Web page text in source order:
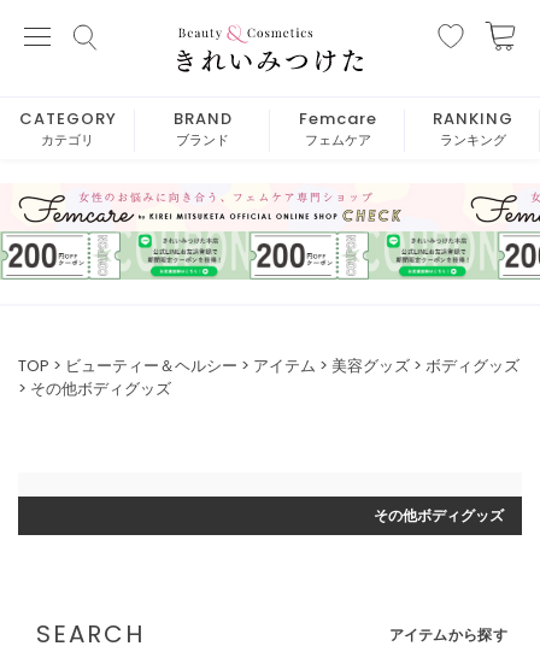
CATEGORY
カテゴリ
BRAND
ブランド
Femcare
フェムケア
RANKING
ランキング
TOP ビューティー＆ヘルシー アイテム 美容グッズ
ボディグッズ
その他ボディグッズ
その他ボディグッズ
SEARCH アイテムから探す